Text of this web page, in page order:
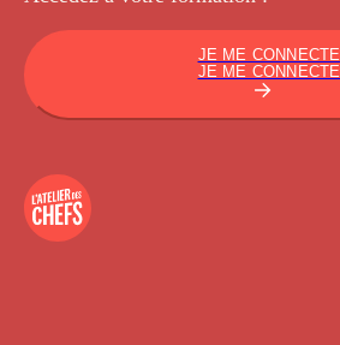
JE ME CONNECTE
JE ME CONNECTE